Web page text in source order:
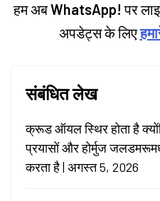
हम अबWhatsApp! पर
अपडेट्स के लिए
संबंधित लेख
क्रूड ऑयल स्थिर होता है
प्रयासों और होर्मुज
करता है | अगस्त 5, 2026